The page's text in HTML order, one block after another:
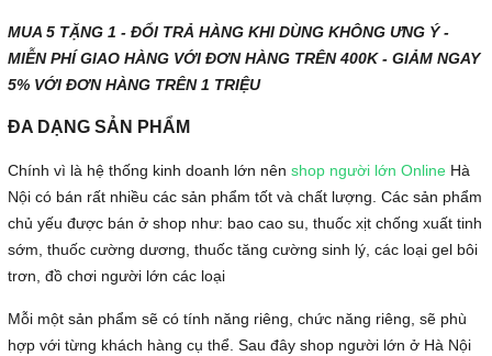
MUA 5 TẶNG 1 - ĐỔI TRẢ HÀNG KHI DÙNG KHÔNG ƯNG Ý -
MIỄN PHÍ GIAO HÀNG VỚI ĐƠN HÀNG TRÊN 400K - GIẢM NGAY
5% VỚI ĐƠN HÀNG TRÊN 1 TRIỆU
ĐA DẠNG SẢN PHẨM
Chính vì là hệ thống kinh doanh lớn nên shop người lớn Online Hà
Nội có bán rất nhiều các sản phẩm tốt và chất lượng. Các sản phẩm
chủ yếu được bán ở shop như: bao cao su, thuốc xịt chống xuất tinh
sớm, thuốc cường dương, thuốc tăng cường sinh lý, các loại gel bôi
trơn, đồ chơi người lớn các loại
Mỗi một sản phẩm sẽ có tính năng riêng, chức năng riêng, sẽ phù
hợp với từng khách hàng cụ thể. Sau đây shop người lớn ở Hà Nội